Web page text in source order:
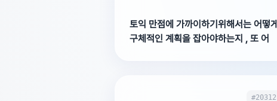
토익 만점에 가까이하기위해서는 어떻게
구체적인 계획을 잡아야하는지 , 또 어
#20312